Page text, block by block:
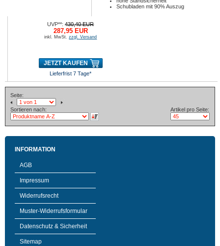
Schubladen mit 90% Auszug
UVP**:430,40 EUR
287,95 EUR
inkl. MwSt.zzgl. Versand
JETZT KAUFEN
Lieferfrist 7 Tage*
Seite:
Sortieren nach: Artikel pro Seite:
INFORMATION
AGB
Impressum
Widerrufsrecht
Muster-Widerrufsformular
Datenschutz & Sicherheit
Sitemap